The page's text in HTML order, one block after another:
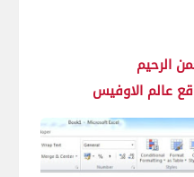
الرحيم
عالم الاوفيس